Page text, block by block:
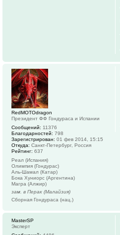
RedMOTOdragon
Президент ФФ Гондураса и Испании
Сообщений: 11376
Благодарностей: 798
Зарегистрирован: 01 фев 2014, 15:15
Откуда: Санкт-Петербург, Россия
Рейтинг: 637
Реал (Испания)
Олимпия (Гондурас)
Аль-Шамал (Катар)
Бока Хуниорс (Аргентина)
Магра (Алжир)
зам. в Перак (Малайзия)
Сборная Гондураса (нац.)
MasterSP
Эксперт